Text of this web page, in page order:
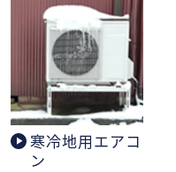
寒冷地用エアコ
ン